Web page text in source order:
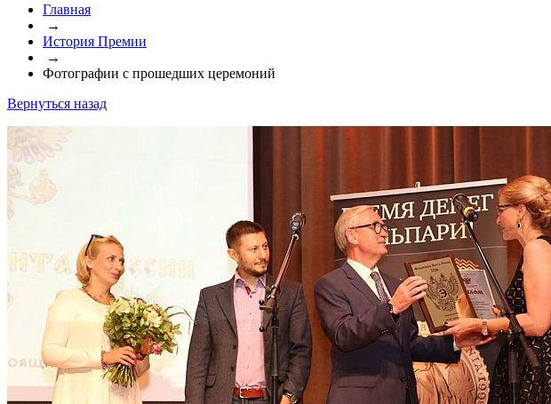
Главная
→
История Премии
→
Фотографии с прошедших церемоний
Вернуться назад